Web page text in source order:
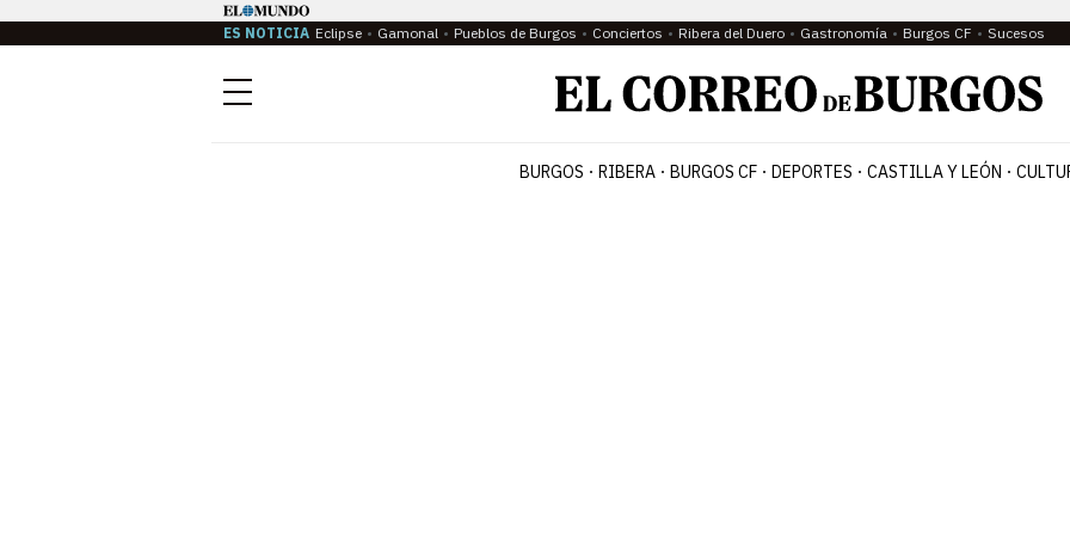
ES NOTICIA Eclipse Gamonal Pueblos de Burgos Conciertos Ribera del Duero Gastronomía Burgos CF Sucesos
Menú
BURGOS RIBERA BURGOS CF DEPORTES CASTILLA Y LEÓN